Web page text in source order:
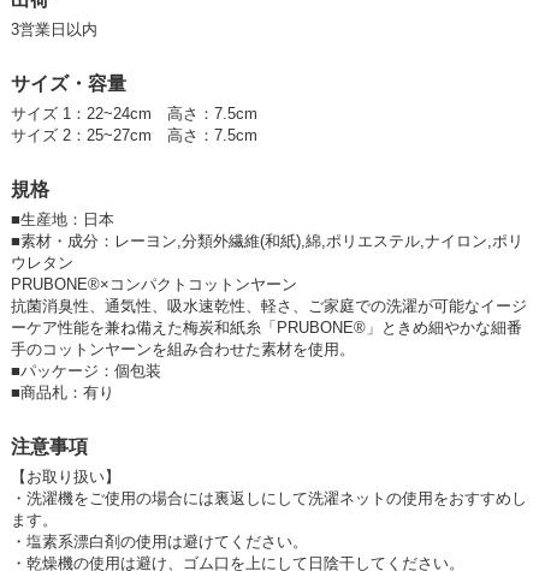
ます。
・塩素系漂白剤の使用は避けてください。
・乾燥機の使用は避け、ゴム口を上にして日陰干してください。
＃和紙 ＃ユニセックス ＃シンプル ＃ベーシック
＃環境配慮 ＃コンフォート ＃エシカル ＃サステナブル
＃抗菌 ＃防臭
3営業日以内
サイズ・容量
サイズ 1：22~24cm 高さ：7.5cm
サイズ 2：25~27cm 高さ：7.5cm
規格
■生産地：日本
■素材・成分：レーヨン,分類外繊維(和紙),綿,ポリエステル,ナイロン,ポリ
ウレタン
PRUBONE®️×コンパクトコットンヤーン
抗菌消臭性、通気性、吸水速乾性、軽さ、ご家庭での洗濯が可能なイージ
ーケア性能を兼ね備えた梅炭和紙糸「PRUBONE®️」ときめ細やかな細番
手のコットンヤーンを組み合わせた素材を使用。
■パッケージ：個包装
■商品札：有り
注意事項
【お取り扱い】
・洗濯機をご使用の場合には裏返しにして洗濯ネットの使用をおすすめし
ます。
・塩素系漂白剤の使用は避けてください。
・乾燥機の使用は避け、ゴム口を上にして日陰干してください。